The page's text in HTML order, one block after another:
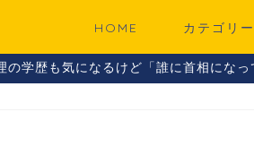
HOME カテゴリー
の学歴も気になるけど「誰に首相になっ